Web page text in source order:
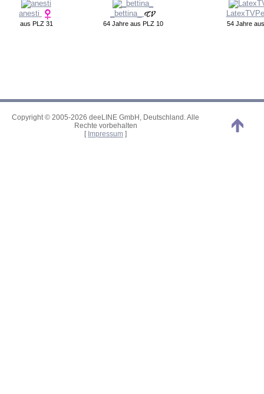
Copyright © 2005-2026 deeLINE GmbH, Deutschland. Alle
Rechte vorbehalten
[ Impressum ]